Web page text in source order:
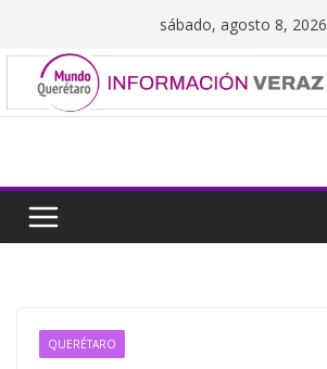
contenido
sábado, agosto 8, 2026
QUERÉTARO